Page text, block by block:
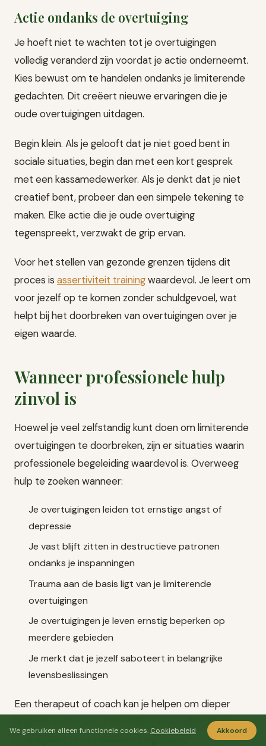
Actie ondanks de overtuiging
Je hoeft niet te wachten tot je overtuigingen
volledig veranderd zijn voordat je actie onderneemt.
Kies bewust om te handelen ondanks je limiterende
gedachten. Dit creëert nieuwe ervaringen die je
oude overtuigingen uitdagen.
Begin klein. Als je gelooft dat je niet goed bent in
sociale situaties, begin dan met een kort gesprek
met een kassamedewerker. Als je denkt dat je niet
creatief bent, probeer dan een simpele tekening te
maken. Elke actie die je oude overtuiging
tegenspreekt, verzwakt de grip ervan.
Voor het stellen van gezonde grenzen tijdens dit
proces is assertiviteit trainingwaardevol. Je leert om
voor jezelf op te komen zonder schuldgevoel, wat
helpt bij het doorbreken van overtuigingen over je
eigen waarde.
Wanneer professionele hulp
zinvol is
Hoewel je veel zelfstandig kunt doen om limiterende
overtuigingen te doorbreken, zijn er situaties waarin
professionele begeleiding waardevol is. Overweeg
hulp te zoeken wanneer:
Je overtuigingen leiden tot ernstige angst of
depressie
Je vast blijft zitten in destructieve patronen
ondanks je inspanningen
Trauma aan de basis ligt van je limiterende
overtuigingen
Je overtuigingen je leven ernstig beperken op
meerdere gebieden
Je merkt dat je jezelf saboteert in belangrijke
levensbeslissingen
Een therapeut of coach kan je helpen om dieper
liggende patronen te identificeren en effectieve
strategieën te ontwikkelen. Cognitieve
We gebruiken alleen functionele cookies. Cookiebeleid Akkoord